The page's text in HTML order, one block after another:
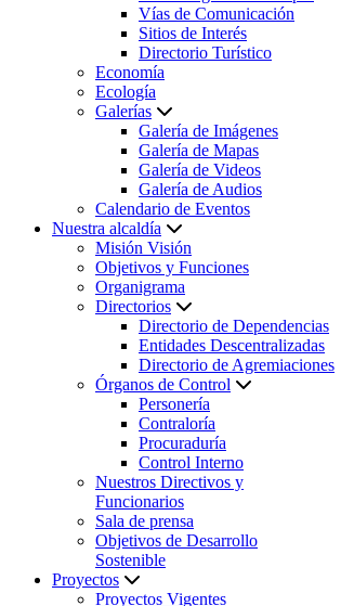
Vías de Comunicación
Sitios de Interés
Directorio Turístico
Economía
Ecología
Galerías
Galería de Imágenes
Galería de Mapas
Galería de Videos
Galería de Audios
Calendario de Eventos
Nuestra alcaldía
Misión Visión
Objetivos y Funciones
Organigrama
Directorios
Directorio de Dependencias
Entidades Descentralizadas
Directorio de Agremiaciones
Órganos de Control
Personería
Contraloría
Procuraduría
Control Interno
Nuestros Directivos y
Funcionarios
Sala de prensa
Objetivos de Desarrollo
Sostenible
Proyectos
Proyectos Vigentes